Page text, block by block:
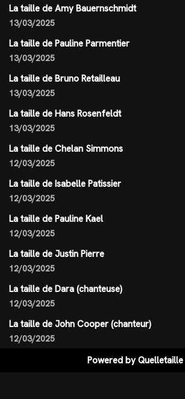
La taille de Amy Bauernschmidt
13/03/2025
La taille de Pauline Parmentier
13/03/2025
La taille de Bruno Retailleau
13/03/2025
La taille de Hans Rosenfeldt
13/03/2025
La taille de Chelan Simmons
12/03/2025
La taille de Isabelle Patissier
12/03/2025
La taille de Pauline Kael
12/03/2025
La taille de Justin Pierre
12/03/2025
La taille de Dara (chanteuse)
12/03/2025
La taille de John Cooper (chanteur)
12/03/2025
Powered byQuelletaille